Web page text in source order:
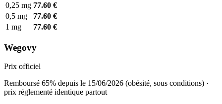
0,25 mg 77.60 €
0,5 mg
77.60 €
1 mg
77.60 €
Wegovy
Prix officiel
Remboursé 65% depuis le 15/06/2026 (obésité, sous conditions) ·
prix réglementé identique partout